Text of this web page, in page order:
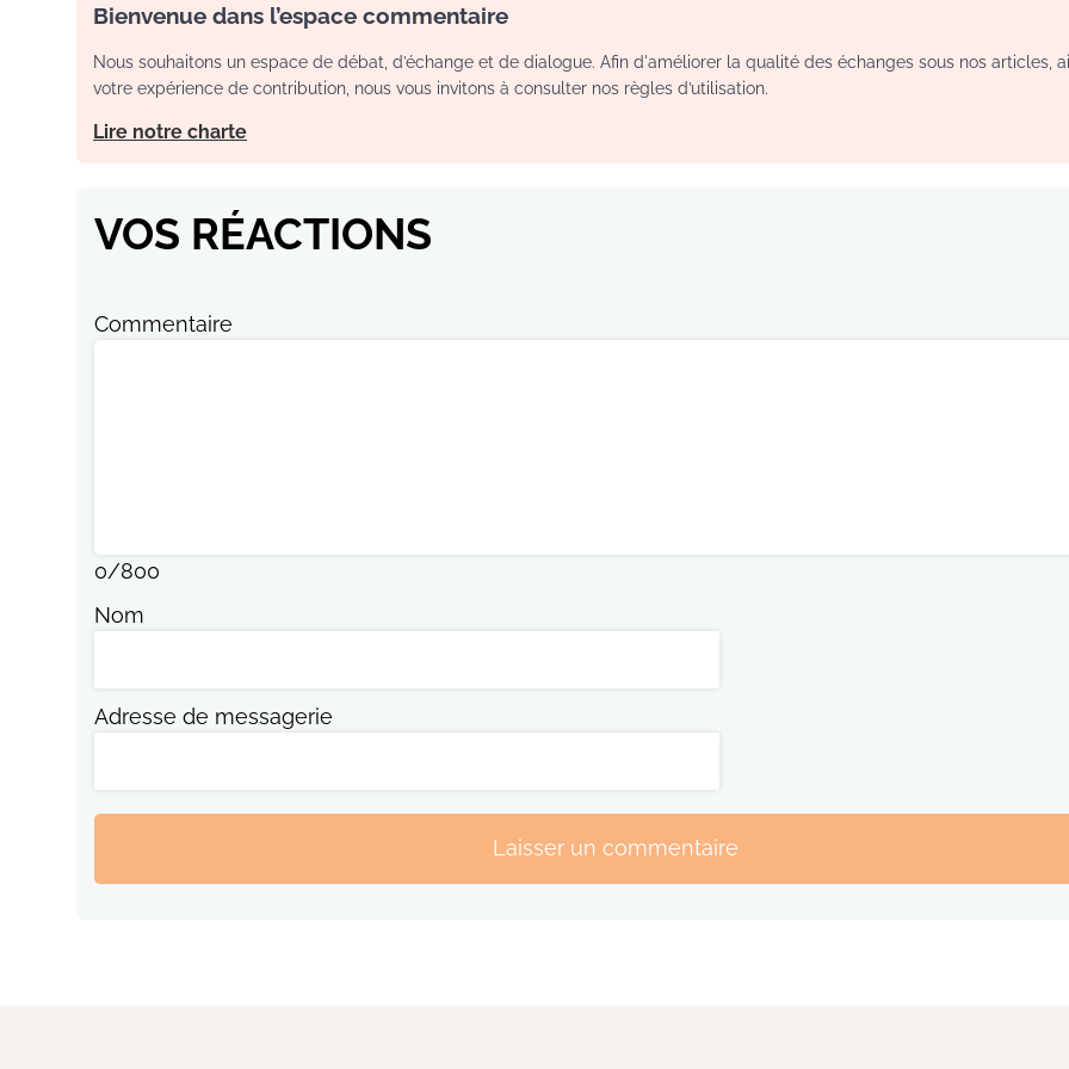
Bienvenue dans l’espace commentaire
Nous souhaitons un espace de débat, d’échange et de dialogue. Afin d'améliorer la qualité des échanges sous nos articles,
votre expérience de contribution, nous vous invitons à consulter nos règles d’utilisation.
Lire notre charte
VOS RÉACTIONS
Commentaire
0/800
Nom
Adresse de messagerie
Laisser un commentaire